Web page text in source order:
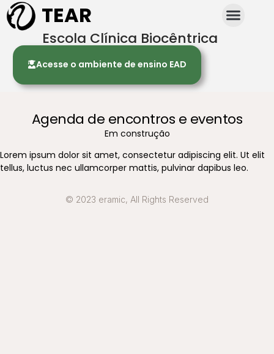
TEAR
Escola Clínica Biocêntrica
Acesse o ambiente de ensino EAD
Agenda de encontros e eventos
Em construção
Lorem ipsum dolor sit amet, consectetur adipiscing elit. Ut elit
tellus, luctus nec ullamcorper mattis, pulvinar dapibus leo.
© 2023 eramic, All Rights Reserved